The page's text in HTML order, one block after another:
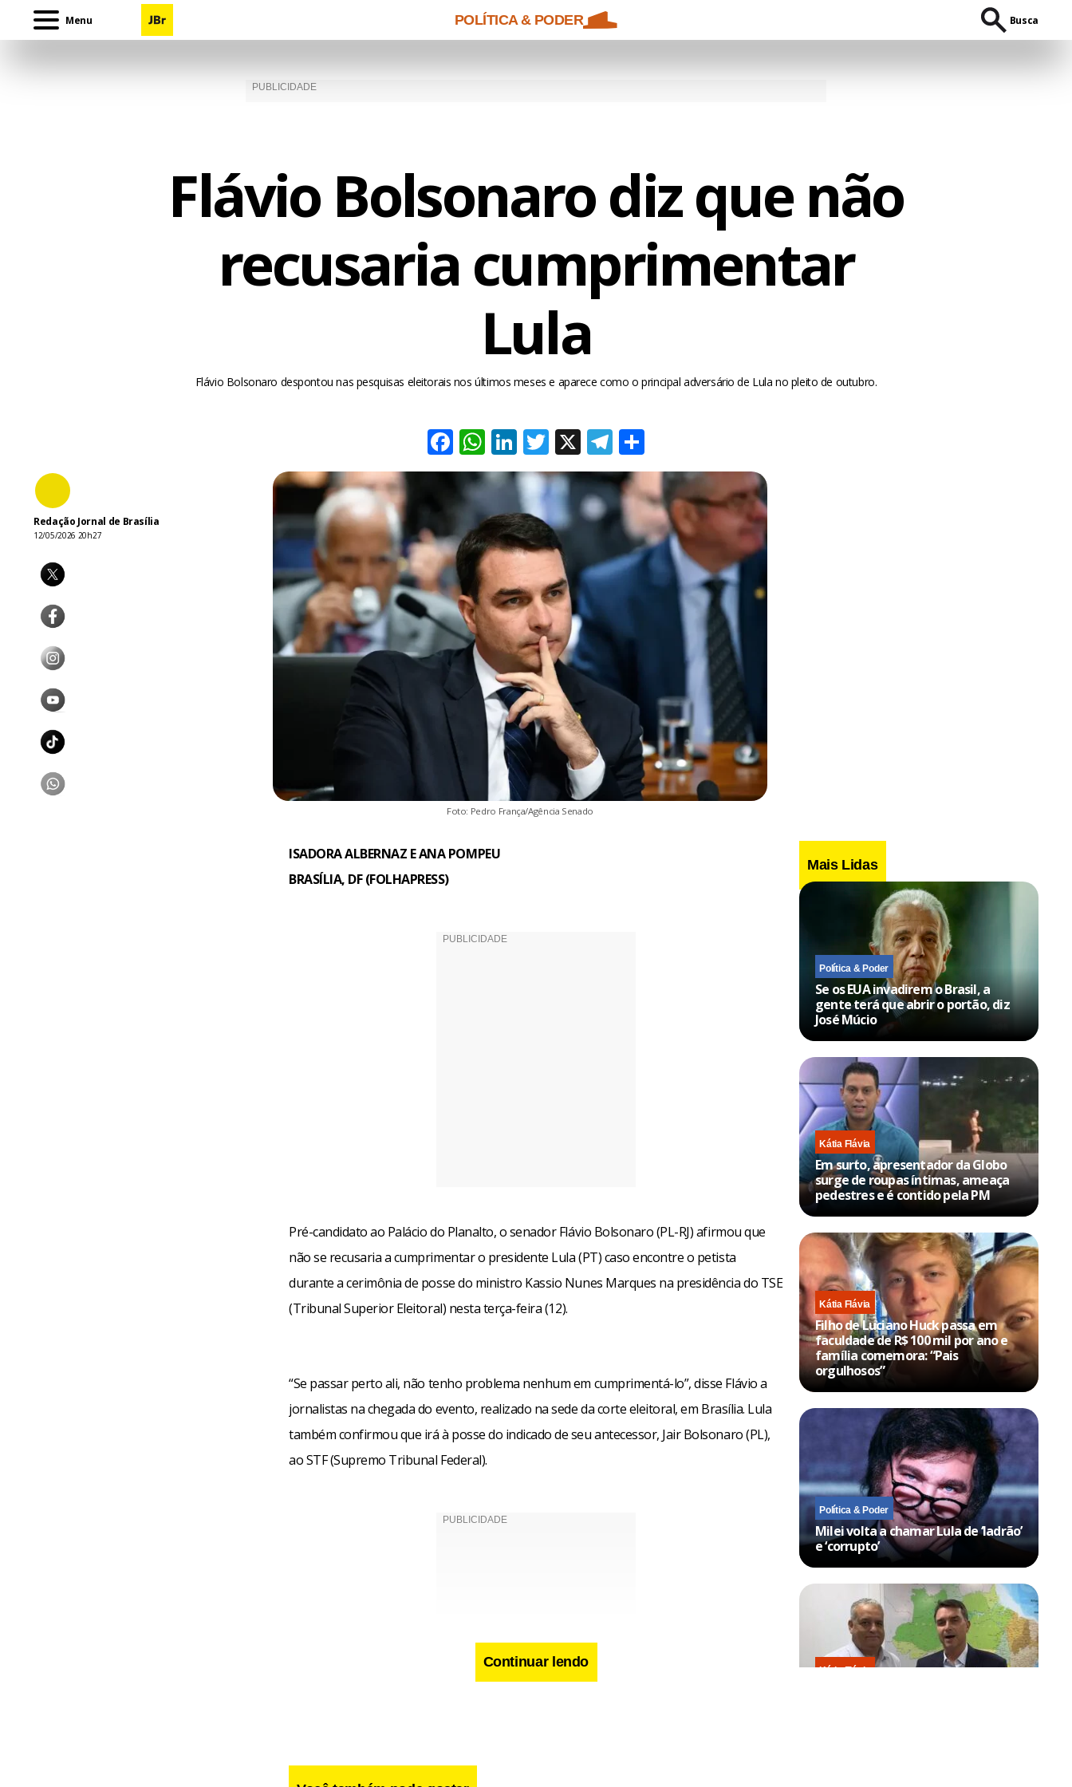
Menu POLÍTICA & PODER Busca
Flávio Bolsonaro diz que não
recusaria cumprimentar
Lula
Flávio Bolsonaro despontou nas pesquisas eleitorais nos últimos meses e aparece como o principal adversário de Lula no pleito de outubro.
Facebook
WhatsApp
LinkedIn
Twitter
X Telegram
Redação Jornal de Brasília
12/05/2026 20h27
Foto: Pedro França/Agência Senado
ISADORA ALBERNAZ E ANA POMPEU
BRASÍLIA, DF (FOLHAPRESS)
Pré-candidato ao Palácio do Planalto, o senador Flávio Bolsonaro (PL-RJ) afirmou que
não se recusaria a cumprimentar o presidente Lula (PT) caso encontre o petista
durante a cerimônia de posse do ministro Kassio Nunes Marques na presidência do TSE
(Tribunal Superior Eleitoral) nesta terça-feira (12).
“Se passar perto ali, não tenho problema nenhum em cumprimentá-lo”, disse Flávio a
jornalistas na chegada do evento, realizado na sede da corte eleitoral, em Brasília. Lula
também confirmou que irá à posse do indicado de seu antecessor, Jair Bolsonaro (PL),
ao STF (Supremo Tribunal Federal).
Continuar lendo
Mais Lidas
Política & Poder
Se os EUA invadirem o Brasil, a
gente terá que abrir o portão, diz
José Múcio
Kátia Flávia
Em surto, apresentador da Globo
surge de roupas íntimas, ameaça
pedestres e é contido pela PM
Kátia Flávia
Filho de Luciano Huck passa em
faculdade de R$ 100 mil por ano e
família comemora: “Pais
orgulhosos”
Política & Poder
Milei volta a chamar Lula de ‘ladrão’
e ‘corrupto’
Kátia Flávia